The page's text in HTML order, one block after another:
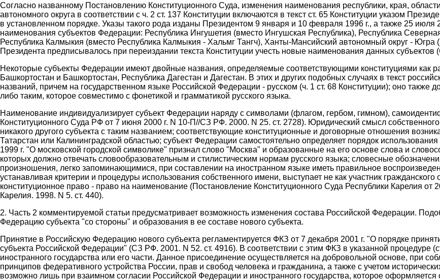
Согласно названному Постановлению Конституционного Суда, изменения наименования республики, края,
автономного округа в соответствии с ч. 2 ст. 137 Конституции включаются в текст ст. 65 Конституции указом
в установленном порядке. Указы такого рода изданы Президентом 9 января и 10 февраля 1996 г., а также 25
наименования субъектов Федерации: Республика Ингушетия (вместо Ингушская Республика), Республика
Республика Калмыкия (вместо Республика Калмыкия - Хальмг Тангч), Ханты-Мансийский автономный округ -
Президента предписывалось при переиздании текста Конституции учесть новые наименования данных субъектов
Некоторые субъекты Федерации имеют двойные названия, определяемые соответствующими конституциями как
Башкортостан и Башкортостан, Республика Дагестан и Дагестан. В этих и других подобных случаях в текст
названий, причем на государственном языке Российской Федерации - русском (ч. 1 ст. 68 Конституции); оно
либо таким, которое совместимо с фонетикой и грамматикой русского языка.
Наименование индивидуализирует субъект Федерации наряду с символами (флагом, гербом, гимном),
Конституционного Суда РФ от 7 июня 2000 г. N 10-П//СЗ РФ. 2000. N 25. ст. 2728). Юридический смысл
никакого другого субъекта с таким названием; соответствующие конституционные и договорные отношения
Татарстан или Калининградской областью; субъект Федерации самостоятельно определяет порядок
1999 г. "О московской городской символике" признал слово "Москва" и образованные на его основе слова и
которых должно отвечать словообразовательным и стилистическим нормам русского языка; словесные
произношения, легко запоминающимися, при составлении на иностранном языке иметь правильное
устанавливая критерии и процедуры использования собственного имени, выступает не как участник
конституционное право - право на наименование (Постановление Конституционного Суда Республики Карелия от
Карелия. 1998. N 5. ст. 440).
2. Часть 2 комментируемой статьи предусматривает возможность изменения состава Российской Федерации.
Федерацию субъекта "со стороны" и образования в ее составе нового субъекта.
Принятие в Российскую Федерацию нового субъекта регламентируется ФКЗ от 7 декабря 2001 г. "О порядке
субъекта Российской Федерации" (СЗ РФ. 2001. N 52. ст. 4916). В соответствии с этим ФКЗ в указанной процедуре
иностранного государства или его части. Данное присоединение осуществляется на добровольной основе, при
принципов федеративного устройства России, прав и свобод человека и гражданина, а также с учетом
возможно лишь при взаимном согласии Российской Федерации и иностранного государства, которое